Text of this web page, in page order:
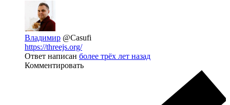
Владимир @Casufi
https://threejs.org/
Ответ написан более трёх лет назад
Комментировать